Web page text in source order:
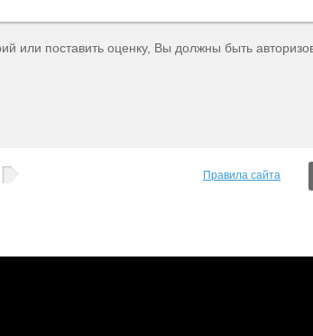
или поставить оценку, Вы должны быть
Правила сайта